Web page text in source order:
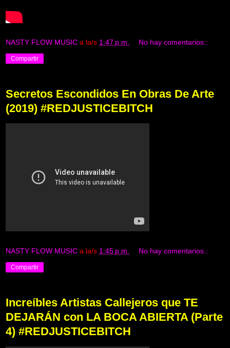
NASTY FLOW MUSIC a la/s 1:47 p.m. No hay comentarios.:
Compartir
Secretos Escondidos En Obras De Arte
(2019) #REDJUSTICEBITCH
NASTY FLOW MUSIC a la/s 1:45 p.m. No hay comentarios.:
Compartir
Increíbles Artistas Callejeros que TE
DEJARÁN con LA BOCA ABIERTA (Parte
4) #REDJUSTICEBITCH